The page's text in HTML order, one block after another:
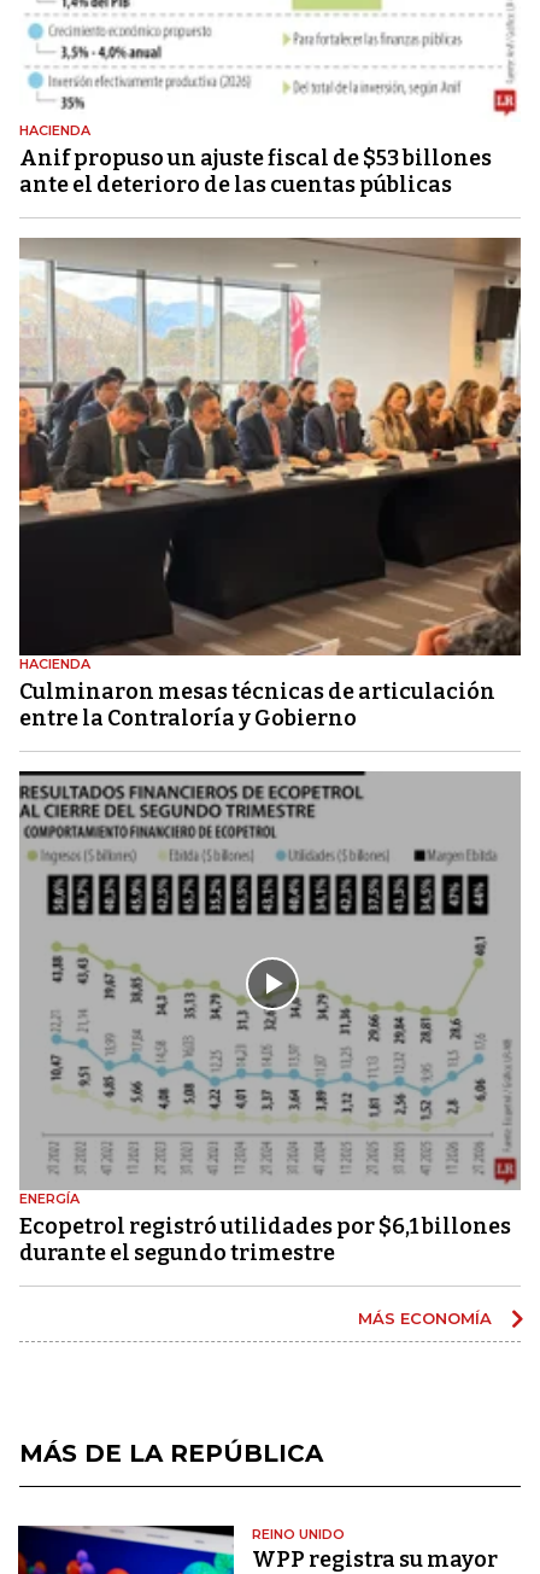
HACIENDA
Anif propuso un ajuste fiscal de $53 billones
ante el deterioro de las cuentas públicas
HACIENDA
Culminaron mesas técnicas de articulación
entre la Contraloría y Gobierno
ENERGÍA
Ecopetrol registró utilidades por $6,1 billones
durante el segundo trimestre
MÁS ECONOMÍA
MÁS DE LA REPÚBLICA
REINO UNIDO
WPP registra su mayor